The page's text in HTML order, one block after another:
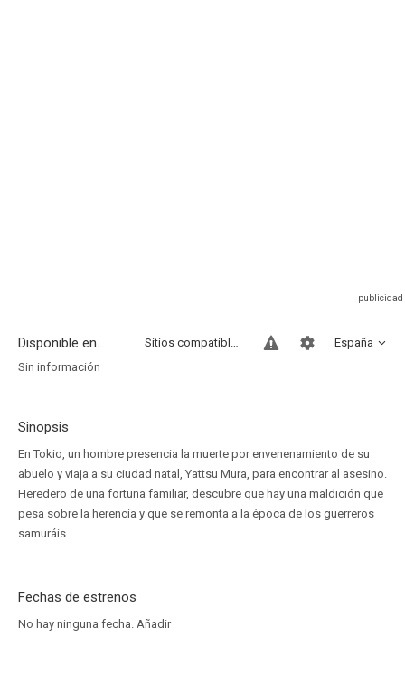
Disponible en... España
Sitios compatibles
Sin información
Sinopsis
En Tokio, un hombre presencia la muerte por envenenamiento de su
abuelo y viaja a su ciudad natal, Yattsu Mura, para encontrar al asesino.
Heredero de una fortuna familiar, descubre que hay una maldición que
pesa sobre la herencia y que se remonta a la época de los guerreros
samuráis.
Fechas de estrenos
No hay ninguna fecha. Añadir